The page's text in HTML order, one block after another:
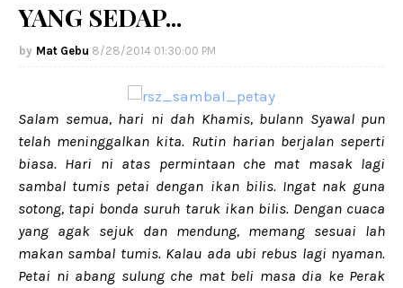
YANG SEDAP...
Mat Gebu 8/28/2014 01:30:00 PM
Salam semua, hari ni dah Khamis, bulann Syawal pun
telah meninggalkan kita. Rutin harian berjalan seperti
biasa. Hari ni atas permintaan che mat masak lagi
sambal tumis petai dengan ikan bilis. Ingat nak guna
sotong, tapi bonda suruh taruk ikan bilis. Dengan cuaca
yang agak sejuk dan mendung, memang sesuai lah
makan sambal tumis. Kalau ada ubi rebus lagi nyaman.
Petai ni abang sulung che mat beli masa dia ke Perak